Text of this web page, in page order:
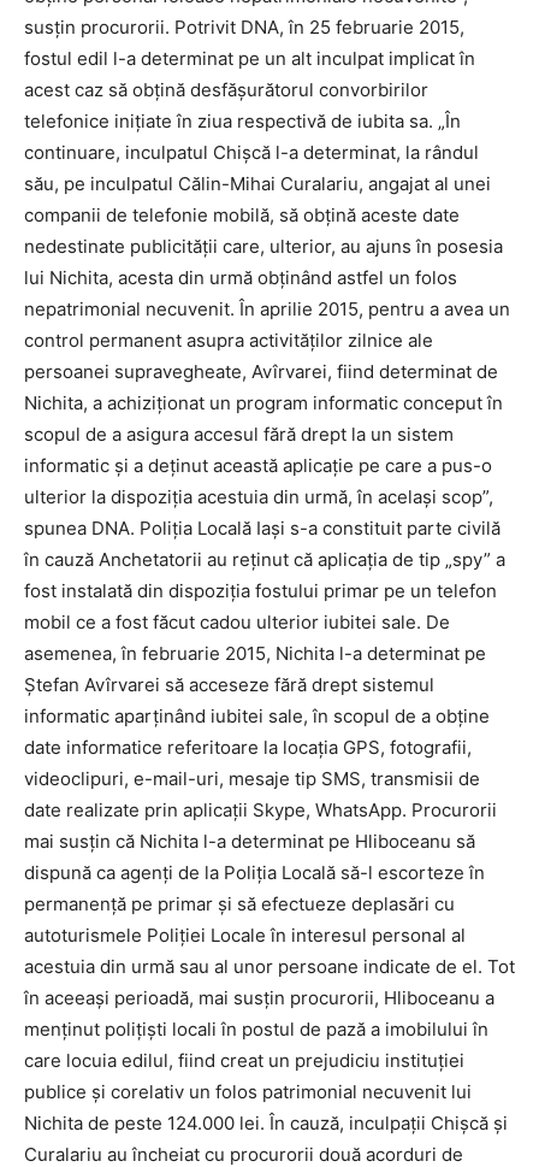
susţin procurorii. Potrivit DNA, în 25 februarie 2015,
fostul edil l-a determinat pe un alt inculpat implicat în
acest caz să obţină desfăşurătorul convorbirilor
telefonice iniţiate în ziua respectivă de iubita sa. „În
continuare, inculpatul Chişcă l-a determinat, la rândul
său, pe inculpatul Călin-Mihai Curalariu, angajat al unei
companii de telefonie mobilă, să obţină aceste date
nedestinate publicităţii care, ulterior, au ajuns în posesia
lui Nichita, acesta din urmă obţinând astfel un folos
nepatrimonial necuvenit. În aprilie 2015, pentru a avea un
control permanent asupra activităţilor zilnice ale
persoanei supravegheate, Avîrvarei, fiind determinat de
Nichita, a achiziţionat un program informatic conceput în
scopul de a asigura accesul fără drept la un sistem
informatic şi a deţinut această aplicaţie pe care a pus-o
ulterior la dispoziţia acestuia din urmă, în acelaşi scop”,
spunea DNA. Poliţia Locală Iaşi s-a constituit parte civilă
în cauză Anchetatorii au reţinut că aplicaţia de tip „spy” a
fost instalată din dispoziţia fostului primar pe un telefon
mobil ce a fost făcut cadou ulterior iubitei sale. De
asemenea, în februarie 2015, Nichita l-a determinat pe
Ştefan Avîrvarei să acceseze fără drept sistemul
informatic aparţinând iubitei sale, în scopul de a obţine
date informatice referitoare la locaţia GPS, fotografii,
videoclipuri, e-mail-uri, mesaje tip SMS, transmisii de
date realizate prin aplicaţii Skype, WhatsApp. Procurorii
mai susţin că Nichita l-a determinat pe Hliboceanu să
dispună ca agenţi de la Poliţia Locală să-l escorteze în
permanenţă pe primar şi să efectueze deplasări cu
autoturismele Poliţiei Locale în interesul personal al
acestuia din urmă sau al unor persoane indicate de el. Tot
în aceeaşi perioadă, mai susţin procurorii, Hliboceanu a
menţinut poliţişti locali în postul de pază a imobilului în
care locuia edilul, fiind creat un prejudiciu instituţiei
publice şi corelativ un folos patrimonial necuvenit lui
Nichita de peste 124.000 lei. În cauză, inculpaţii Chişcă şi
Curalariu au încheiat cu procurorii două acorduri de